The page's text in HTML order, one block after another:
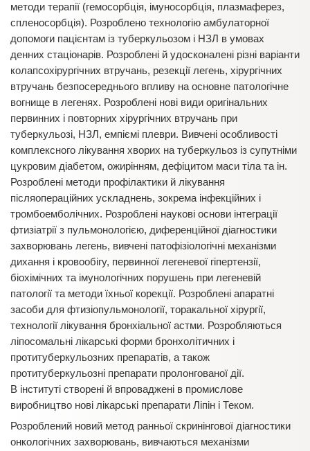
методи терапії (гемосорбція, імуносорбція, плазмаферез,
спленосорбція). Розроблено технологію амбулаторної
допомоги пацієнтам із туберкульозом і НЗЛ в умовах
денних стаціонарів. Розроблені й удосконалені різні варіанти
колапсохірургічних втручань, резекції легень, хірургічних
втручань безпосереднього впливу на основне патологічне
вогнище в легенях. Розроблені нові види оригінальних
первинних і повторних хірургічних втручань при
туберкульозі, НЗЛ, емпіємі плеври. Вивчені особливості
комплексного лікування хворих на туберкульоз із супутніми
цукровим діабетом, ожирінням, дефіцитом маси тіла та ін.
Розроблені методи профілактики й лікування
післяопераційних ускладнень, зокрема інфекційних і
тромбоемболічних. Розроблені наукові основи інтеграції
фтизіатрії з пульмонологією, диференційної діагностики
захворювань легень, вивчені патофізіологічні механізми
дихання і кровообігу, первинної легеневої гіпертензії,
біохімічних та імунологічних порушень при легеневій
патології та методи їхньої корекції. Розроблені апаратні
засоби для фтизіопульмонології, торакальної хірургії,
технології лікування бронхіальної астми. Розробляються
ліпосомальні лікарські форми бронхолітичних і
протитуберкульозних препаратів, а також
протитуберкульозні препарати пролонгованої дії.
В інституті створені й впроваджені в промислове
виробництво нові лікарські препарати Ліпін і Теком.
Розроблений новий метод ранньої скринінгової діагностики
онкологічних захворювань, вивчаються механізми